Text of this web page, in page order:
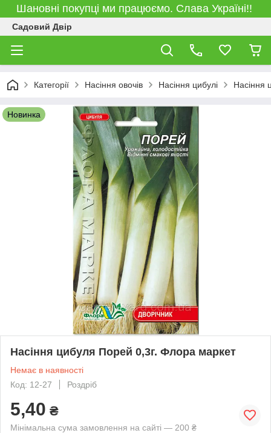
Шановні покупці ми працюємо. Слава Україні!!
Садовий Двір
Категорії Насіння овочів Насіння цибулі Насіння
Новинка
Насіння цибуля Порей 0,3г. Флора маркет
Немає в наявності
Код: 12-27
Роздріб
5,40 ₴
Мінімальна сума замовлення на сайті — 200 ₴